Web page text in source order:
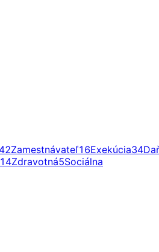
42Zamestnávateľ16Exekúcia34
14Zdravotná5Sociálna